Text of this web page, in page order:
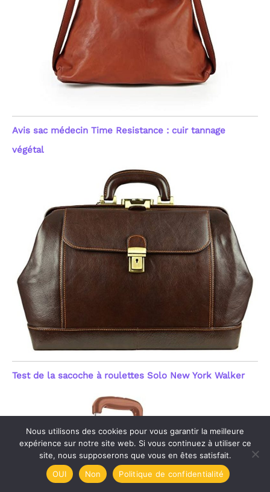
Avis sac médecin Time Resistance : cuir tannage
végétal
Test de la sacoche à roulettes Solo New York Walker
Nous utilisons des cookies pour vous garantir la meilleure
expérience sur notre site web. Si vous continuez à utiliser ce
site, nous supposerons que vous en êtes satisfait.
OUI
Non Politique de confidentialité